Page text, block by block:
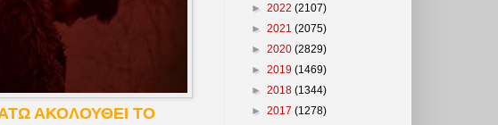
ΑΚΟΛΟΥΘΕΙ ΤΟ
► 2022 (2107)
► 2021 (2075)
► 2020 (2829)
► 2019 (1469)
► 2018 (1344)
► 2017 (1278)